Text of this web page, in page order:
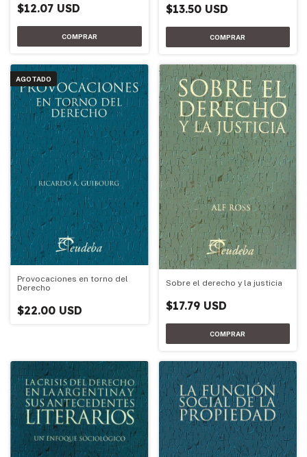
$12.07 USD $13.50 USD
AGOTADO
Provocaciones en torno del
Derecho
$22.00 USD
Sobre el derecho y la justicia
$17.79 USD